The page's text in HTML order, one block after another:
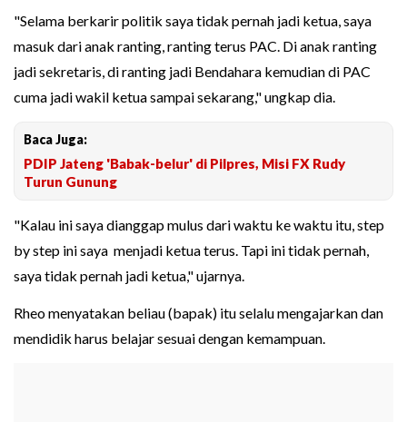
"Selama berkarir politik saya tidak pernah jadi ketua, saya
masuk dari anak ranting, ranting terus PAC. Di anak ranting
jadi sekretaris, di ranting jadi Bendahara kemudian di PAC
cuma jadi wakil ketua sampai sekarang," ungkap dia.
Baca Juga:
PDIP Jateng 'Babak-belur' di Pilpres, Misi FX Rudy
Turun Gunung
"Kalau ini saya dianggap mulus dari waktu ke waktu itu, step
by step ini saya menjadi ketua terus. Tapi ini tidak pernah,
saya tidak pernah jadi ketua," ujarnya.
Rheo menyatakan beliau (bapak) itu selalu mengajarkan dan
mendidik harus belajar sesuai dengan kemampuan.